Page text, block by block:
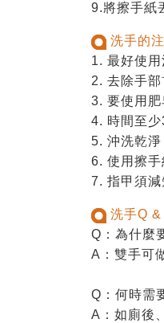
9.將擦手紙
洗手的
1. 最好使
2. 去除手
3. 要使用肥
4. 時間至少
5. 沖洗乾淨
6. 使用擦手
7. 指甲須減
洗手Q &
Q：為什麼
A：雙手可
Q：何時需
A：如廁後